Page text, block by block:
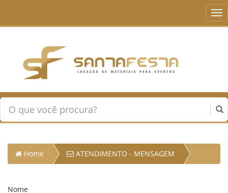
Home ATENDIMENTO - MENSAGEM
Nome